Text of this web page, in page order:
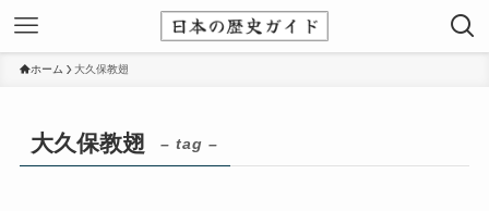
ホーム 大久保教翅
大久保教翅 – tag –